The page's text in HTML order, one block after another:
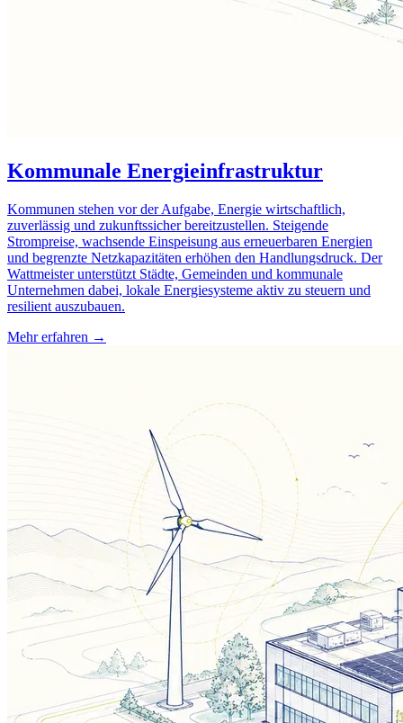
Kommunale Energieinfrastruktur
Kommunen stehen vor der Aufgabe, Energie wirtschaftlich,
zuverlässig und zukunftssicher bereitzustellen. Steigende
Strompreise, wachsende Einspeisung aus erneuerbaren Energien
und begrenzte Netzkapazitäten erhöhen den Handlungsdruck. Der
Wattmeister unterstützt Städte, Gemeinden und kommunale
Unternehmen dabei, lokale Energiesysteme aktiv zu steuern und
resilient auszubauen.
Mehr erfahren →